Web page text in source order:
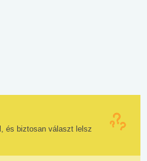
és biztosan választ lelsz